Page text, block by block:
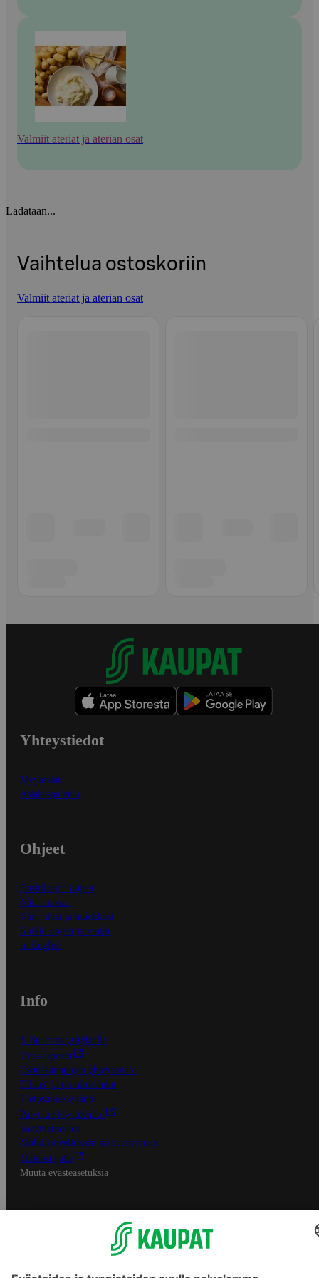
Valmiit ateriat ja aterian osat
Ladataan...
Vaihtelua ostoskoriin
Valmiit ateriat ja aterian osat
Yhteystiedot
Myymälät
Asiakaspalvelu
Ohjeet
Ensitilaajan ohjeet
Näin maksat
Näin tilaat ja muokkaat
Kaikki ohjeet ja vinkit
In English
Info
S-Business yrityksille
Oiva-raportit
Osuuskauppojen yhteystiedot
Tilaus- ja toimitusehdot
Tietosuojakäytäntö
Palvelun käyttöehdot
Saavutettavuus
Mobiilisovelluksen saavutettavuus
Mainostajalle
Muuta evästeasetuksia
S-ryhmän palvelut